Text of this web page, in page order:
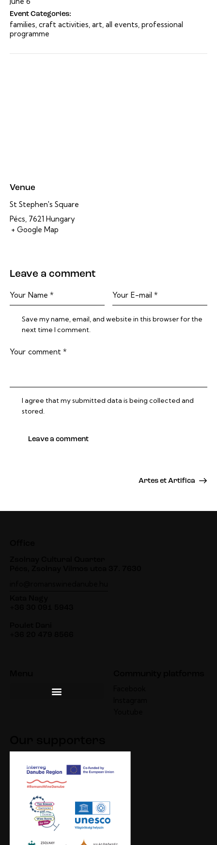
Event Categories:
families, craft activities, art, all events, professional
programme
Venue
St Stephen's Square
Pécs, 7621 Hungary
+ Google Map
Leave a comment
Save my name, email, and website in this browser for the
next time I comment.
I agree that my submitted data is being collected and
stored.
Artes et Artifica